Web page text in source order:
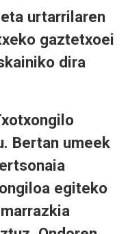
urtarrilaren
gaztetxoei
dira
Bertan umeek
egiteko